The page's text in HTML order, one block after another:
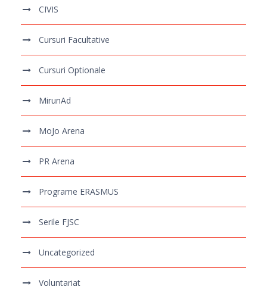
CIVIS
Cursuri Facultative
Cursuri Optionale
MirunAd
MoJo Arena
PR Arena
Programe ERASMUS
Serile FJSC
Uncategorized
Voluntariat